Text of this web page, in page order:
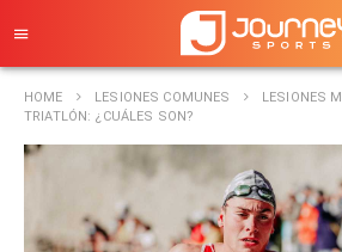
HOME LESIONES COMUNES
LESIONES
TRIATLÓN: ¿CUÁLES SON?